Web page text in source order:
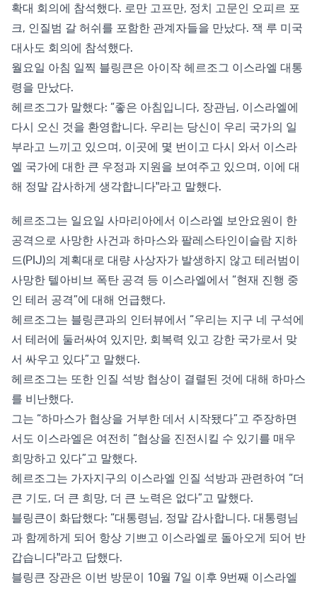
확대 회의에 참석했다. 로만 고프만, 정치 고문인 오피르 포
크, 인질범 갈 허쉬를 포함한 관계자들을 만났다. 잭 루 미국
대사도 회의에 참석했다.
월요일 아침 일찍 블링큰은 아이작 헤르조그 이스라엘 대통
령을 만났다.
헤르조그가 말했다: “좋은 아침입니다, 장관님, 이스라엘에
다시 오신 것을 환영합니다. 우리는 당신이 우리 국가의 일
부라고 느끼고 있으며, 이곳에 몇 번이고 다시 와서 이스라
엘 국가에 대한 큰 우정과 지원을 보여주고 있으며, 이에 대
해 정말 감사하게 생각합니다"라고 말했다.
헤르조그는 일요일 사마리아에서 이스라엘 보안요원이 한
공격으로 사망한 사건과 하마스와 팔레스타인이슬람 지하
드(PIJ)의 계획대로 대량 사상자가 발생하지 않고 테러범이
사망한 텔아비브 폭탄 공격 등 이스라엘에서 “현재 진행 중
인 테러 공격”에 대해 언급했다.
헤르조그는 블링큰과의 인터뷰에서 “우리는 지구 네 구석에
서 테러에 둘러싸여 있지만, 회복력 있고 강한 국가로서 맞
서 싸우고 있다”고 말했다.
헤르조그는 또한 인질 석방 협상이 결렬된 것에 대해 하마스
를 비난했다.
그는 “하마스가 협상을 거부한 데서 시작됐다”고 주장하면
서도 이스라엘은 여전히 “협상을 진전시킬 수 있기를 매우
희망하고 있다”고 말했다.
헤르조그는 가자지구의 이스라엘 인질 석방과 관련하여 “더
큰 기도, 더 큰 희망, 더 큰 노력은 없다”고 말했다.
블링큰이 화답했다: “대통령님, 정말 감사합니다. 대통령님
과 함께하게 되어 항상 기쁘고 이스라엘로 돌아오게 되어 반
갑습니다"라고 답했다.
블링큰 장관은 이번 방문이 10월 7일 이후 9번째 이스라엘